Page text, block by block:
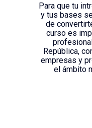
Para que tu
y tus bases
de
curso es
República,
empresas y
el ámbito